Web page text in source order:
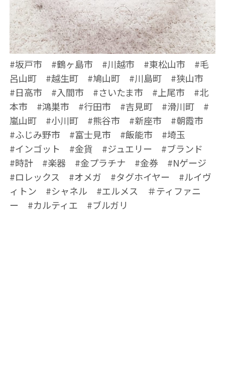
#坂戸市 #鶴ヶ島市 #川越市 #東松山市 #毛
呂山町 #越生町 #鳩山町 #川島町 #狭山市
#日高市 #入間市 #さいたま市 #上尾市 #北
本市 #鴻巣市 #行田市 #吉見町 #滑川町 #
嵐山町 #小川町 #熊谷市 #新座市 #朝霞市
#ふじみ野市 #富士見市 #飯能市 #埼玉
#インゴット #金貨 #ジュエリー #ブランド
#時計 #楽器 #金プラチナ #金券 #Nゲージ
#ロレックス #オメガ #タグホイヤー #ルイヴ
ィトン #シャネル #エルメス ＃ティファニ
ー #カルティエ #ブルガリ